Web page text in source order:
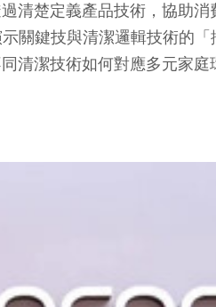
楚定義產品技術，協助消
關鍵技與清潔邏輯技術的
同清潔技術如何對應多元